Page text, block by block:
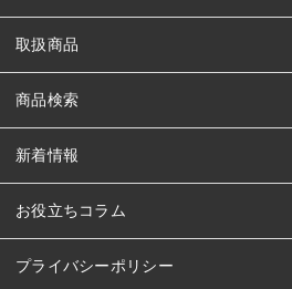
取扱商品
商品検索
新着情報
お役立ちコラム
プライバシーポリシー